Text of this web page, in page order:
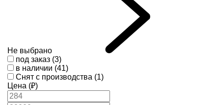
Не выбрано
под заказ (3)
в наличии (41)
Снят с производства (1)
Цена (₽)